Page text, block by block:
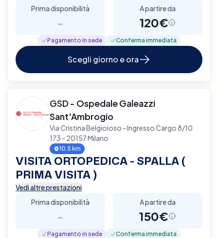
Prima disponibilità
-
A partire da
120€
Pagamento in sede Conferma immediata
Scegli giorno e ora
GSD - Ospedale Galeazzi
Sant'Ambrogio
Via Cristina Belgioioso - Ingresso Cargo 8/10
173 - 20157 Milano
10.5 km
VISITA ORTOPEDICA - SPALLA (
PRIMA VISITA )
Vedi altre prestazioni
Prima disponibilità
-
A partire da
150€
Pagamento in sede Conferma immediata